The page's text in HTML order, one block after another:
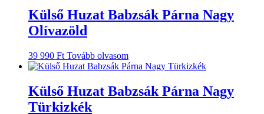
Külső Huzat Babzsák Párna Nagy
Olívazöld
39 990 Ft Tovább olvasom
Külső Huzat Babzsák Párna Nagy
Türkizkék